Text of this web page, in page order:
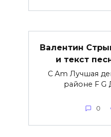
Валентин
и текст
C Am Лучшая
районе F G
0